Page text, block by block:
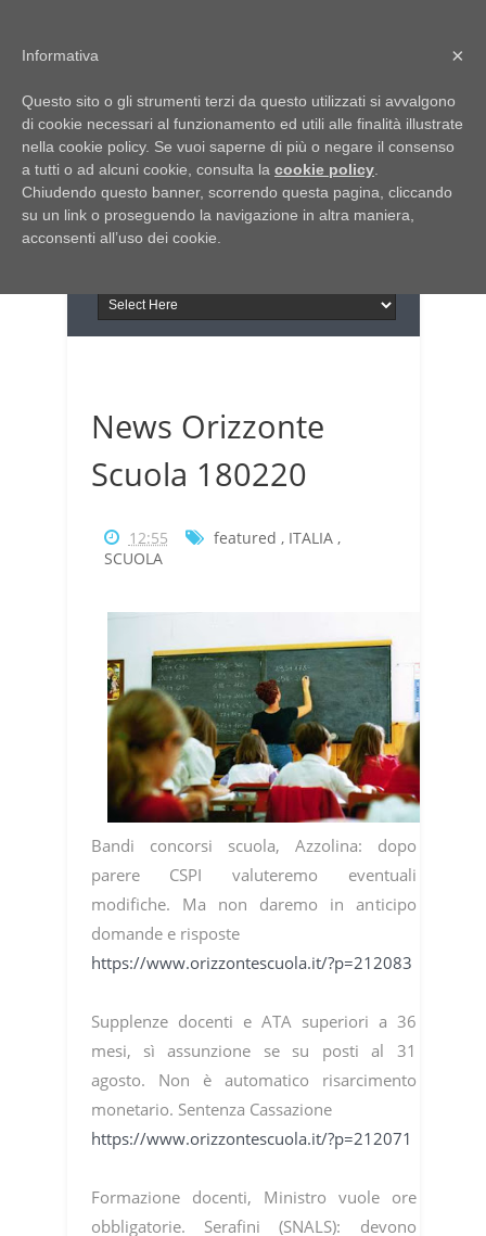
Italia Notizie
Giornale di Basilicata
Giornale di Puglia
INFORMAPUGLIA
Il portale n.1 del lavoro
in Puglia
News Orizzonte
Scuola 180220
12:55 featured , ITALIA,
SCUOLA
Bandi concorsi scuola, Azzolina: dopo
parere CSPI valuteremo eventuali
modifiche. Ma non daremo in anticipo
domande e risposte
https://www.orizzontescuola.it/?p=212083
Supplenze docenti e ATA superiori a 36
mesi, sì assunzione se su posti al 31
agosto. Non è automatico risarcimento
monetario. Sentenza Cassazione
https://www.orizzontescuola.it/?p=212071
Formazione docenti, Ministro vuole ore
obbligatorie. Serafini (SNALS): devono
×
Informativa
Questo sito o gli strumenti terzi da questo utilizzati si avvalgono
di cookie necessari al funzionamento ed utili alle finalità illustrate
nella cookie policy. Se vuoi saperne di più o negare il consenso
a tutti o ad alcuni cookie, consulta la cookie policy
Chiudendo questo banner, scorrendo questa pagina, cliccando
su un link o proseguendo la navigazione in altra maniera,
acconsenti all’uso dei cookie.